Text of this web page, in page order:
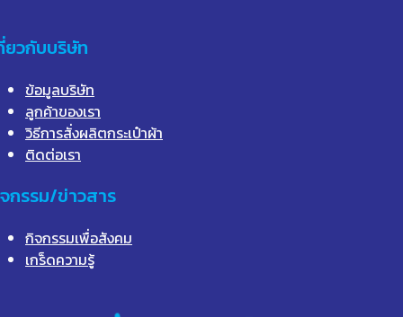
ยวกับบริษัท
ข้อมูลบริษัท
ลูกค้าของเรา
วิธีการสั่งผลิตกระเป๋าผ้า
ติดต่อเรา
กรรม/ข่าวสาร
กิจกรรมเพื่อสังคม
เกร็ดความรู้